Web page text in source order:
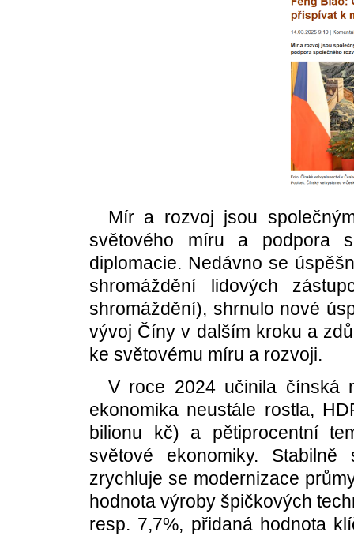
Mír a rozvoj jsou
světového míru a podpora
diplomacie. Nedávno se
shromáždění lidových
shromáždění), shrnulo nové
vývoj Číny v dalším kroku a
ke světovému míru a rozvoji.
V roce 2024 učinila čínská
ekonomika neustále rostla,
bilionu kč) a pětiprocentní
světové ekonomiky.
zrychluje se modernizace
hodnota výroby špičkových
resp. 7,7%, přidaná hodnota